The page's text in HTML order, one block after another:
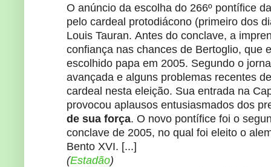
O anúncio da escolha do 266º pontífice
pelo cardeal protodiácono (primeiro dos
Louis Tauran. Antes do conclave, a
confiança nas chances de Bertoglio, que
escolhido papa em 2005. Segundo o
avançada e alguns problemas recentes
cardeal nesta eleição. Sua entrada na
provocou aplausos entusiasmados dos
de sua força. O novo pontífice foi o
conclave de 2005, no qual foi eleito o
Bento XVI. [...]
(Estadão)